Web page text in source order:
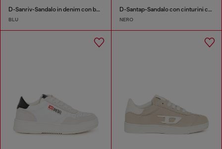
D-Sanriv-Sandalo in denim con borchie metalliche
BLU
D-Santap-Sandalo con cinturini con logo Diesel
NERO